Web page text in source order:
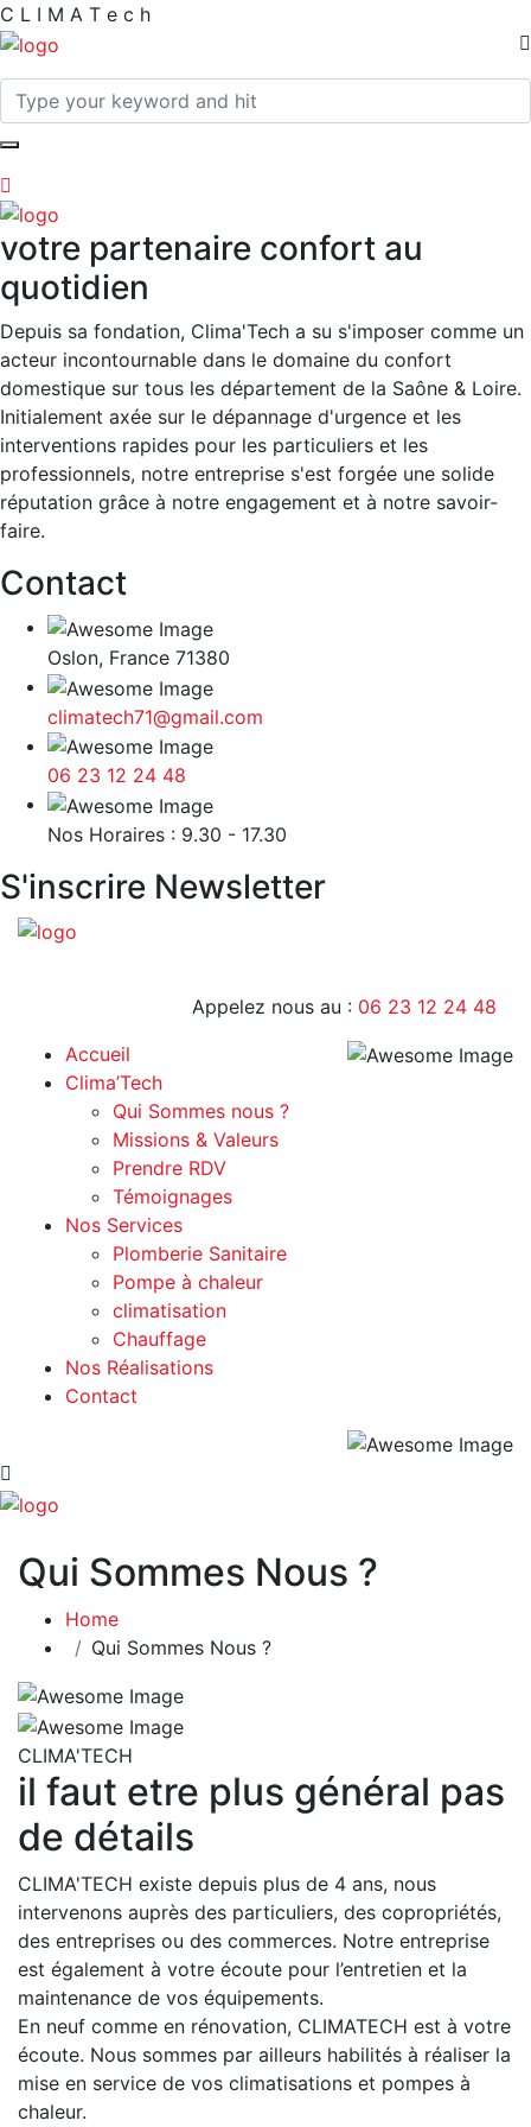
C L I M A T e c h
votre partenaire confort au
quotidien
Depuis sa fondation, Clima'Tech a su s'imposer comme un
acteur incontournable dans le domaine du confort
domestique sur tous les département de la Saône & Loire.
Initialement axée sur le dépannage d'urgence et les
interventions rapides pour les particuliers et les
professionnels, notre entreprise s'est forgée une solide
réputation grâce à notre engagement et à notre savoir-
faire.
Contact
Oslon, France 71380
climatech71@gmail.com
06 23 12 24 48
Nos Horaires : 9.30 - 17.30
S'inscrire Newsletter
Appelez nous au : 06 23 12 24 48
Accueil
Clima’Tech
Qui Sommes nous ?
Missions & Valeurs
Prendre RDV
Témoignages
Nos Services
Plomberie Sanitaire
Pompe à chaleur
climatisation
Chauffage
Nos Réalisations
Contact
Qui Sommes Nous ?
Home
Qui Sommes Nous ?
CLIMA'TECH
il faut etre plus général pas
de détails
CLIMA'TECH existe depuis plus de 4 ans, nous
intervenons auprès des particuliers, des copropriétés,
des entreprises ou des commerces. Notre entreprise
est également à votre écoute pour l’entretien et la
maintenance de vos équipements.
En neuf comme en rénovation, CLIMATECH est à votre
écoute. Nous sommes par ailleurs habilités à réaliser la
mise en service de vos climatisations et pompes à
chaleur.